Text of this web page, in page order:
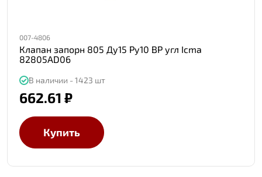
007-4806
Клапан запорн 805 Ду15 Ру10 ВР угл Icma
82805AD06
В наличии - 1423 шт
662.61 ₽
Купить